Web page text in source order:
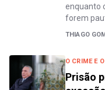
enquanto
forem
THIAGO
O CRIME E
Prisão